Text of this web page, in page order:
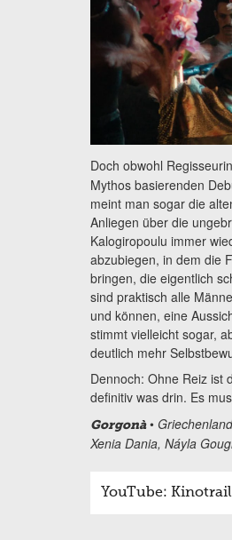
Doch obwohl
Mythos basierenden
meint man sogar die
Anliegen über die
Kalogiropoulu immer
abzubiegen, in dem die
bringen, die eigentlich
sind praktisch alle
und können, eine
stimmt vielleicht sogar,
deutlich mehr
Dennoch: Ohne Reiz ist
definitiv was drin. Es
Gorgonà•
Xenia Dania, Náyla
YouTube: